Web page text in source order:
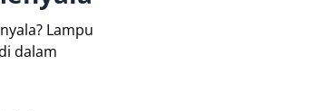
Lampu
dalam